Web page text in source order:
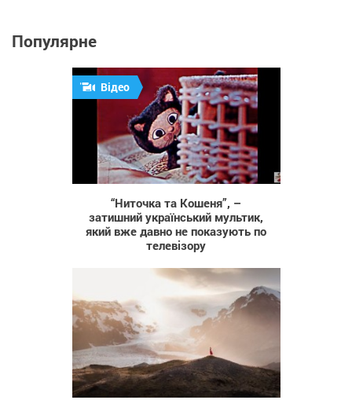
Популярне
694
Відео
“Ниточка та Кошеня”, –
затишний український мультик,
який вже давно не показують по
телевізору
3 605